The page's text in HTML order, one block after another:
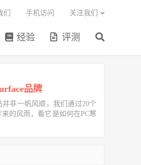
经验 评测
们 手机访问 关注我们
品牌
并非一帆风顺，我们通过20个
来的风雨，看它是如何在PC寒